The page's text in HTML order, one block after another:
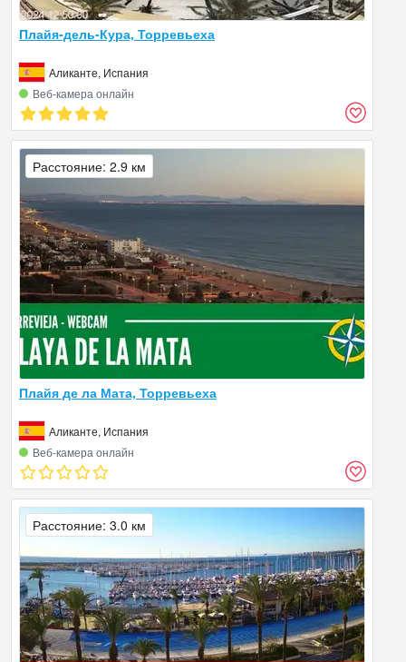
Плайя-дель-Кура, Торревьеха
Аликанте, Испания
Веб‑камера онлайн
Плайя де ла Мата, Торревьеха
Аликанте, Испания
Веб‑камера онлайн
Расстояние: 2.9 км
Расстояние: 3.0 км